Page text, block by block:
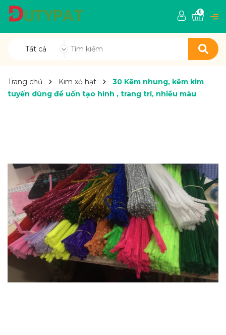
Tất cả
0
Trang chủ Kim xỏ hạt
30 Kẽm nhung, kẽm kim
tuyến dùng để uốn tạo hình , trang trí, nhiều màu